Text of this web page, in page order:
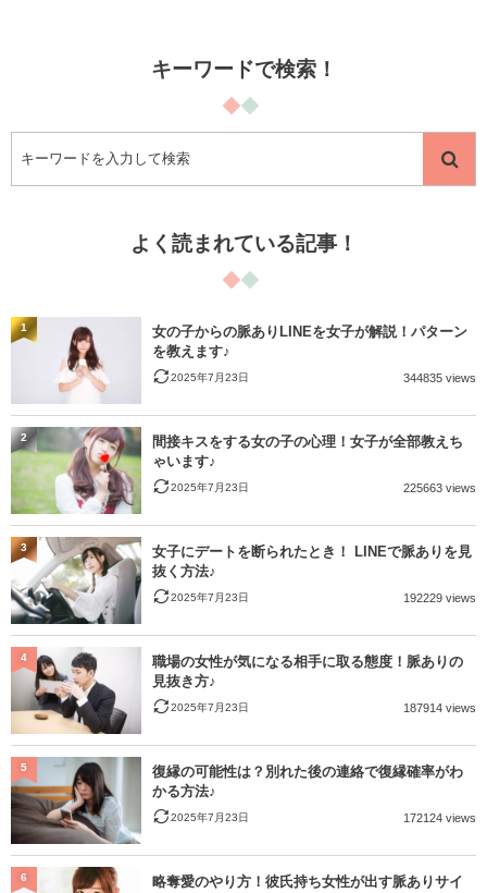
キーワードで検索！
よく読まれている記事！
女の子からの脈ありLINEを女子が解説！パターン
を教えます♪
2025年7月23日 344835 views
1
間接キスをする女の子の心理！女子が全部教えち
ゃいます♪
2025年7月23日 225663 views
2
女子にデートを断られたとき！ LINEで脈ありを見
抜く方法♪
2025年7月23日 192229 views
3
職場の女性が気になる相手に取る態度！脈ありの
見抜き方♪
2025年7月23日 187914 views
4
復縁の可能性は？別れた後の連絡で復縁確率がわ
かる方法♪
2025年7月23日 172124 views
5
略奪愛のやり方！彼氏持ち女性が出す脈ありサイ
6